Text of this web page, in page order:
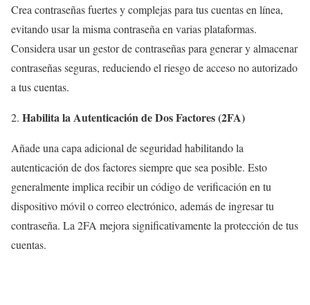
Crea contraseñas fuertes y complejas para tus cuentas en línea,
evitando usar la misma contraseña en varias plataformas.
Considera usar un gestor de contraseñas para generar y almacenar
contraseñas seguras, reduciendo el riesgo de acceso no autorizado
a tus cuentas.
Habilita la Autenticación de Dos Factores (2FA)
Añade una capa adicional de seguridad habilitando la
autenticación de dos factores siempre que sea posible. Esto
generalmente implica recibir un código de verificación en tu
dispositivo móvil o correo electrónico, además de ingresar tu
contraseña. La 2FA mejora significativamente la protección de tus
cuentas.